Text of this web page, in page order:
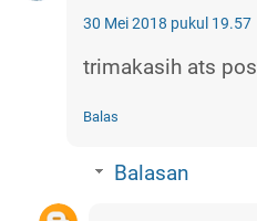
30 Mei 2018 pukul 19.57
trimakasih ats
Balas
Balasan